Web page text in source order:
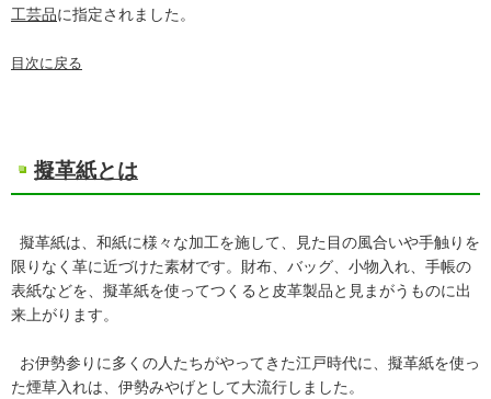
工芸品に指定されました。
目次に戻る
擬革紙とは
擬革紙は、和紙に様々な加工を施して、見た目の風合いや手触りを
限りなく革に近づけた素材です。財布、バッグ、小物入れ、手帳の
表紙などを、擬革紙を使ってつくると皮革製品と見まがうものに出
来上がります。
お伊勢参りに多くの人たちがやってきた江戸時代に、擬革紙を使っ
た煙草入れは、伊勢みやげとして大流行しました。